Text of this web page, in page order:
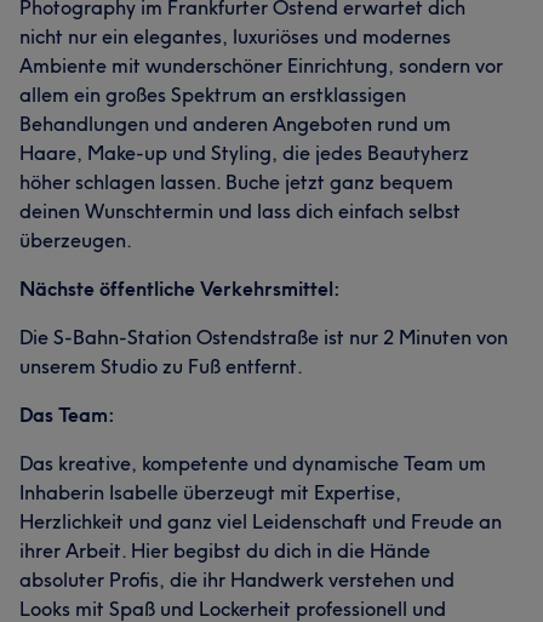
Was unsere Kunden über Isabelle sagen
Kompetent 6 Erfahren 6 Professionell 5
Photography im Frankfurter Ostend erwartet dich
nicht nur ein elegantes, luxuriöses und modernes
Ambiente mit wunderschöner Einrichtung, sondern vor
allem ein großes Spektrum an erstklassigen
Behandlungen und anderen Angeboten rund um
Haare, Make-up und Styling, die jedes Beautyherz
höher schlagen lassen. Buche jetzt ganz bequem
deinen Wunschtermin und lass dich einfach selbst
überzeugen.
Nächste öffentliche Verkehrsmittel:
Die S-Bahn-Station Ostendstraße ist nur 2 Minuten von
unserem Studio zu Fuß entfernt.
Das Team:
Das kreative, kompetente und dynamische Team um
Inhaberin Isabelle überzeugt mit Expertise,
Herzlichkeit und ganz viel Leidenschaft und Freude an
ihrer Arbeit. Hier begibst du dich in die Hände
absoluter Profis, die ihr Handwerk verstehen und
Looks mit Spaß und Lockerheit professionell und